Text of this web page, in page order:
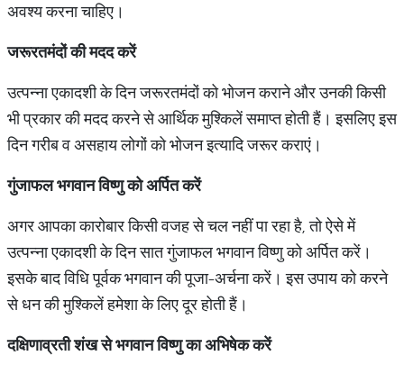
अवश्य करना चाहिए।
जरूरतमंदों की मदद करें
उत्पन्ना एकादशी के दिन जरूरतमंदों को भोजन कराने और उनकी किसी
भी प्रकार की मदद करने से आर्थिक मुश्किलें समाप्त होती हैं। इसलिए इस
दिन गरीब व असहाय लोगों को भोजन इत्यादि जरूर कराएं।
गुंजाफल भगवान विष्णु को अर्पित करें
अगर आपका कारोबार किसी वजह से चल नहीं पा रहा है, तो ऐसे में
उत्पन्ना एकादशी के दिन सात गुंजाफल भगवान विष्णु को अर्पित करें।
इसके बाद विधि पूर्वक भगवान की पूजा-अर्चना करें। इस उपाय को करने
से धन की मुश्किलें हमेशा के लिए दूर होती हैं।
दक्षिणाव्रती शंख से भगवान विष्णु का अभिषेक करें